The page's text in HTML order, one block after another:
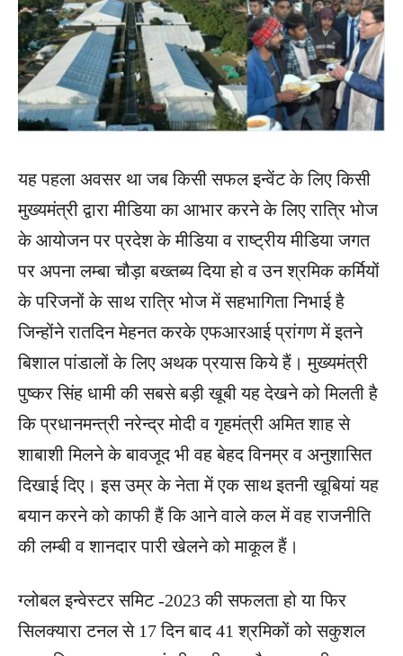
यह पहला अवसर था जब किसी सफल इन्वेंट के लिए किसी
मुख्यमंत्री द्वारा मीडिया का आभार करने के लिए रात्रि भोज
के आयोजन पर प्रदेश के मीडिया व राष्ट्रीय मीडिया जगत
पर अपना लम्बा चौड़ा बख्तब्य दिया हो व उन श्रमिक कर्मियों
के परिजनों के साथ रात्रि भोज में सहभागिता निभाई है
जिन्होंने रातदिन मेहनत करके एफआरआई प्रांगण में इतने
बिशाल पांडालों के लिए अथक प्रयास किये हैं। मुख्यमंत्री
पुष्कर सिंह धामी की सबसे बड़ी खूबी यह देखने को मिलती है
कि प्रधानमन्त्री नरेन्द्र मोदी व गृहमंत्री अमित शाह से
शाबाशी मिलने के बावजूद भी वह बेहद विनम्र व अनुशासित
दिखाई दिए। इस उम्र के नेता में एक साथ इतनी खूबियां यह
बयान करने को काफी हैं कि आने वाले कल में वह राजनीति
की लम्बी व शानदार पारी खेलने को माकूल हैं।
ग्लोबल इन्वेस्टर समिट -2023 की सफलता हो या फिर
सिलक्यारा टनल से 17 दिन बाद 41 श्रमिकों को सकुशल